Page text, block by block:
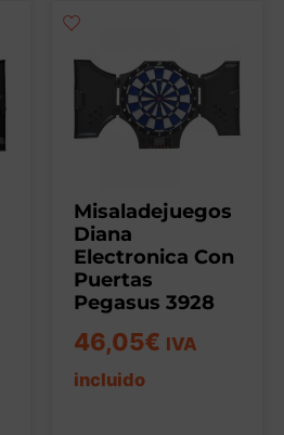
Misaladejuegos
Diana
Electronica Con
Puertas
Pegasus 3928
46,05€ IVA
incluido